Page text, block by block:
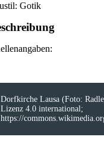
Gotik
Dorfkirche Lausa (Foto:
Lizenz 4.0 international;
https://